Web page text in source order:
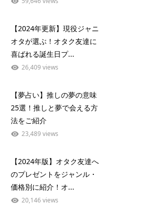
【2024年更新】現役ジャニ
オタが選ぶ！オタク友達に
喜ばれる誕生日プ...
26,409 views
【夢占い】推しの夢の意味
25選！推しと夢で会える方
法をご紹介
23,489 views
【2024年版】オタク友達へ
のプレゼントをジャンル・
価格別に紹介！オ...
20,146 views